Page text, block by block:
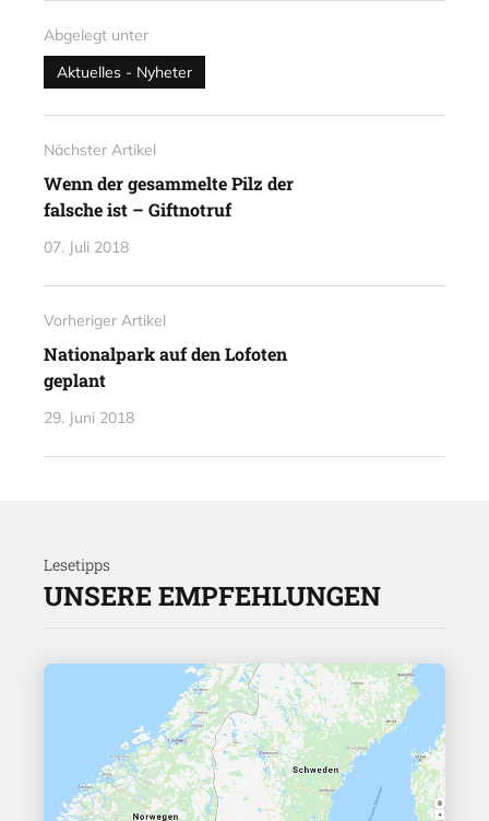
Abgelegt unter
Aktuelles - Nyheter
Nächster Artikel
Wenn der gesammelte Pilz der
falsche ist – Giftnotruf
07. Juli 2018
Vorheriger Artikel
Nationalpark auf den Lofoten
geplant
29. Juni 2018
Lesetipps
UNSERE EMPFEHLUNGEN